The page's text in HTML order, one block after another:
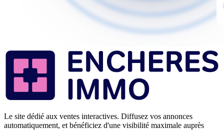
Le site dédié aux ventes interactives. Diffusez vos annonces
automatiquement, et bénéficiez d'une visibilité maximale auprès